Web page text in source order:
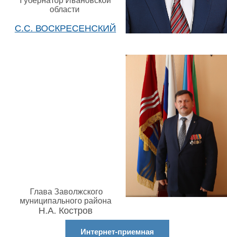
области
С.С. ВОСКРЕСЕНСКИЙ
Глава Заволжского
муниципального района
Н.А. Костров
Интернет-приемная